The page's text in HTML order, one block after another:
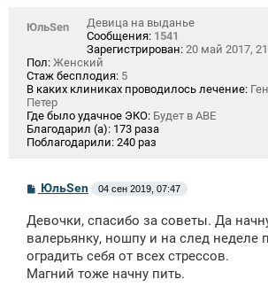
ЮльSen
Девица на выданье
Сообщения: 1541
Зарегистрирован: 20 май 2017,
Пол: Женский
Стаж бесплодия: 5
В каких клиниках проводилось лечение:
Петер
Где было удачное ЭКО: Будет в АВЕ
Благодарил (а): 173 раза
Поблагодарили: 240 раз
С
б
щ
н
и
ЮльSen 04 сен 2019, 07:47
Девочки, спасибо за советы. Да
валерьянку, ношпу и на след неделе
оградить себя от всех стрессов.
Магний тоже начну пить.